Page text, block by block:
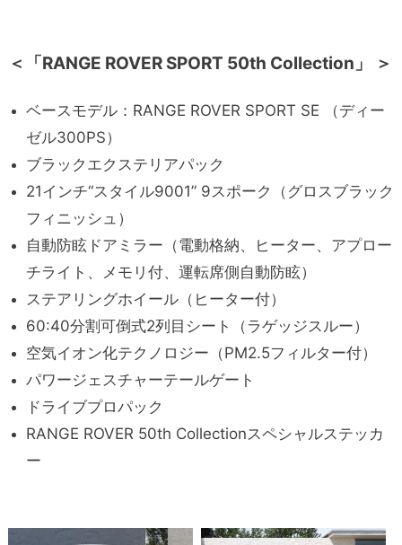
＜「RANGE ROVER SPORT 50th Collection」 ＞
ベースモデル：RANGE ROVER SPORT SE （ディー
ゼル300PS）
ブラックエクステリアパック
21インチ“スタイル9001” 9スポーク（グロスブラック
フィニッシュ）
自動防眩ドアミラー（電動格納、ヒーター、アプロー
チライト、メモリ付、運転席側自動防眩）
ステアリングホイール（ヒーター付）
60:40分割可倒式2列目シート（ラゲッジスルー）
空気イオン化テクノロジー（PM2.5フィルター付）
パワージェスチャーテールゲート
ドライブプロパック
RANGE ROVER 50th Collectionスペシャルステッカ
ー